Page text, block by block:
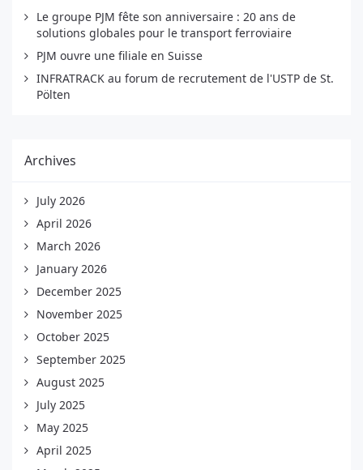
Le groupe PJM fête son anniversaire : 20 ans de
solutions globales pour le transport ferroviaire
PJM ouvre une filiale en Suisse
INFRATRACK au forum de recrutement de l'USTP de St.
Pölten
Archives
July 2026
April 2026
March 2026
January 2026
December 2025
November 2025
October 2025
September 2025
August 2025
July 2025
May 2025
April 2025